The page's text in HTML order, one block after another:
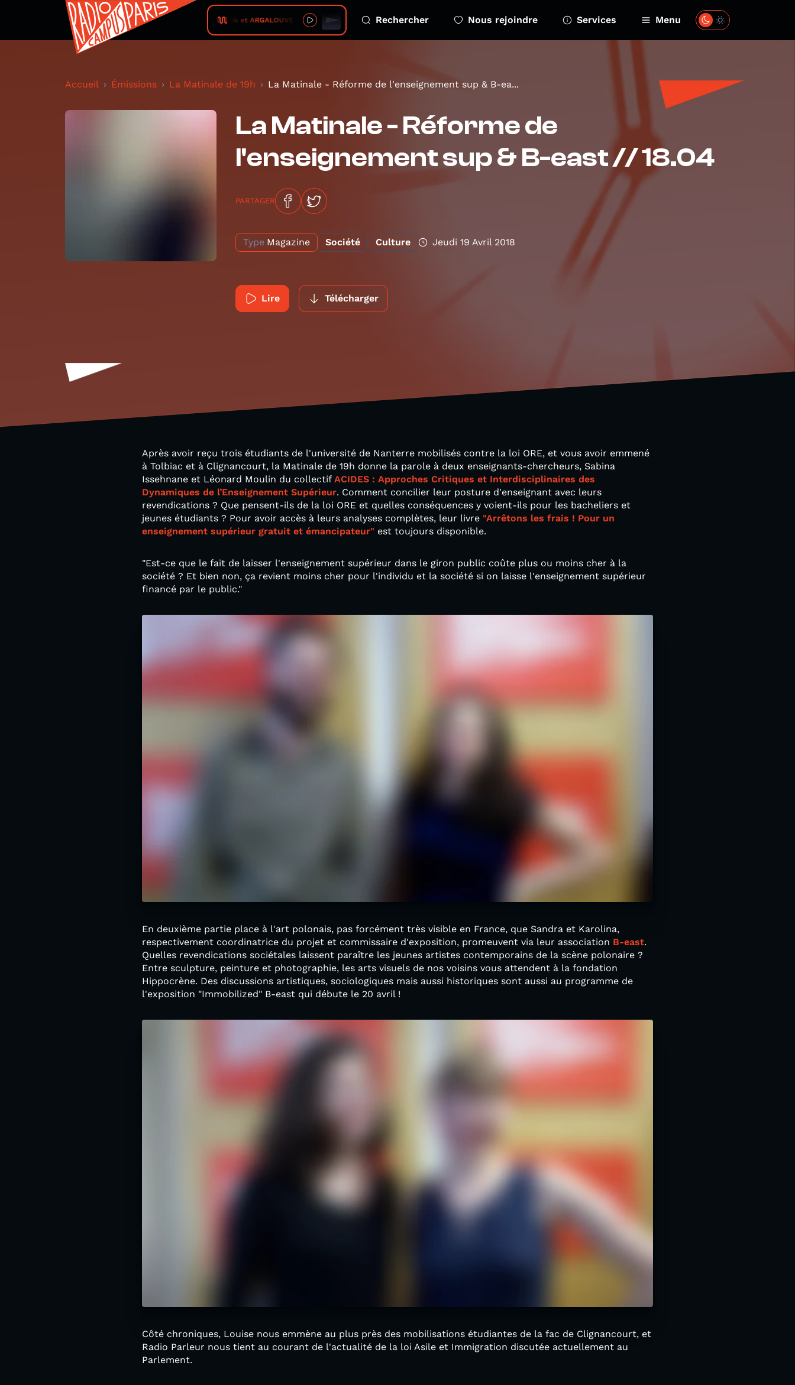
TedaAk et ARGALOUVE • Un jour mon prince Rechercher Nous rejoindre Services Menu
Accueil Émissions La Matinale de 19h La Matinale - Réforme de l'enseignement sup & B-ea...
La Matinale - Réforme de
l'enseignement sup & B-east // 18.04
PARTAGER
Type Magazine Société Culture Jeudi 19 Avril 2018
Lire Télécharger
Après avoir reçu trois étudiants de l'université de Nanterre mobilisés contre la loi ORE, et vous avoir emmené
à Tolbiac et à Clignancourt, la Matinale de 19h donne la parole à deux enseignants-chercheurs, Sabina
Issehnane et Léonard Moulin du collectif ACIDES : Approches Critiques et Interdisciplinaires des
Dynamiques de l’Enseignement Supérieur. Comment concilier leur posture d'enseignant avec leurs
revendications ? Que pensent-ils de la loi ORE et quelles conséquences y voient-ils pour les bacheliers et
jeunes étudiants ? Pour avoir accès à leurs analyses complètes, leur livre "Arrêtons les frais ! Pour un
enseignement supérieur gratuit et émancipateur" est toujours disponible.
"Est-ce que le fait de laisser l'enseignement supérieur dans le giron public coûte plus ou moins cher à la
société ? Et bien non, ça revient moins cher pour l'individu et la société si on laisse l'enseignement supérieur
financé par le public."
En deuxième partie place à l'art polonais, pas forcément très visible en France, que Sandra et Karolina,
respectivement coordinatrice du projet et commissaire d'exposition, promeuvent via leur association B-east.
Quelles revendications sociétales laissent paraître les jeunes artistes contemporains de la scène polonaire ?
Entre sculpture, peinture et photographie, les arts visuels de nos voisins vous attendent à la fondation
Hippocrène. Des discussions artistiques, sociologiques mais aussi historiques sont aussi au programme de
l'exposition "Immobilized" B-east qui débute le 20 avril !
Côté chroniques, Louise nous emmène au plus près des mobilisations étudiantes de la fac de Clignancourt, et
Radio Parleur nous tient au courant de l'actualité de la loi Asile et Immigration discutée actuellement au
Parlement.